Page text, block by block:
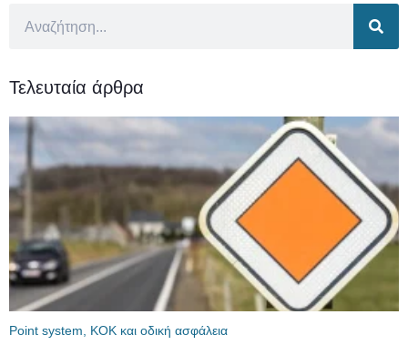
Τελευταία άρθρα
Point system, ΚΟΚ και οδική ασφάλεια